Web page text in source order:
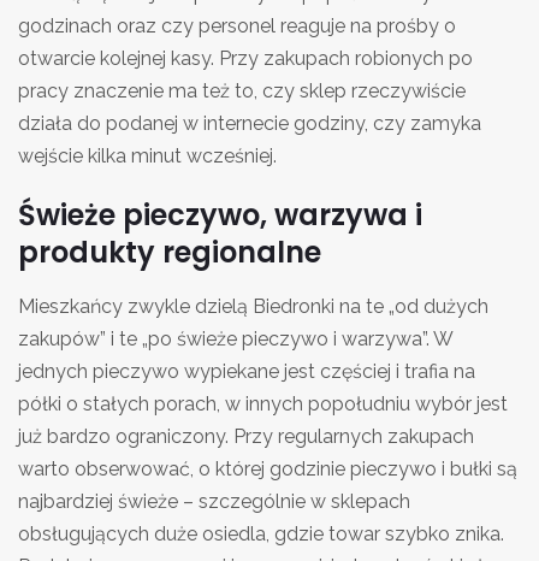
godzinach oraz czy personel reaguje na prośby o
otwarcie kolejnej kasy. Przy zakupach robionych po
pracy znaczenie ma też to, czy sklep rzeczywiście
działa do podanej w internecie godziny, czy zamyka
wejście kilka minut wcześniej.
Świeże pieczywo, warzywa i
produkty regionalne
Mieszkańcy zwykle dzielą Biedronki na te „od dużych
zakupów” i te „po świeże pieczywo i warzywa”. W
jednych pieczywo wypiekane jest częściej i trafia na
półki o stałych porach, w innych popołudniu wybór jest
już bardzo ograniczony. Przy regularnych zakupach
warto obserwować, o której godzinie pieczywo i bułki są
najbardziej świeże – szczególnie w sklepach
obsługujących duże osiedla, gdzie towar szybko znika.